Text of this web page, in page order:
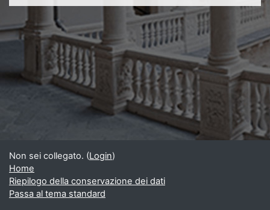
Non sei collegato. (Login)
Home
Riepilogo della conservazione dei dati
Passa al tema standard